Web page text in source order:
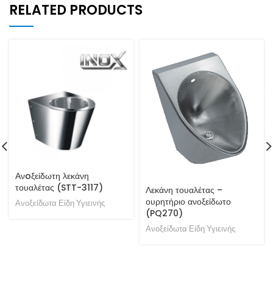
RELATED PRODUCTS
Ανoξείδωτη λεκάνη
τουαλέτας (STT-3117)
Ανοξείδωτα Είδη Υγιεινής
Λεκάνη τουαλέτας –
ουρητήριο ανοξείδωτο
(PQ270)
Ανοξείδωτα Είδη Υγιεινής